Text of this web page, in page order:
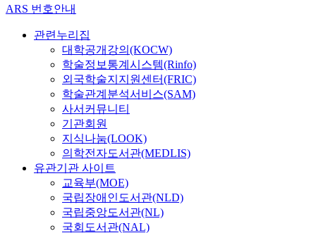
ARS 번호안내
관련누리집
대학공개강의(KOCW)
학술정보통계시스템(Rinfo)
외국학술지지원센터(FRIC)
학술관계분석서비스(SAM)
사서커뮤니티
기관회원
지식나눔(LOOK)
의학전자도서관(MEDLIS)
유관기관 사이트
교육부(MOE)
국립장애인도서관(NLD)
국립중앙도서관(NL)
국회도서관(NAL)